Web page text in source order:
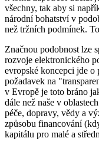
všechny, tak aby si
národní bohatství v
než tržních podmínek.
Značnou podobnost lze
rozvoje elektronického
evropské koncepci jde
požadavek na
v Evropě je toto bráno
dále než naše v
péče, dopravy, vědy a
způsobu financování
kapitálu pro malé a